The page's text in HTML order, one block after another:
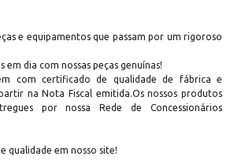
e equipamentos que passam por um rigoroso
em dia com nossas peças genuínas!
com certificado de qualidade de fábrica e
na Nota Fiscal emitida.Os nossos produtos
por nossa Rede de Concessionários
qualidade em nosso site!